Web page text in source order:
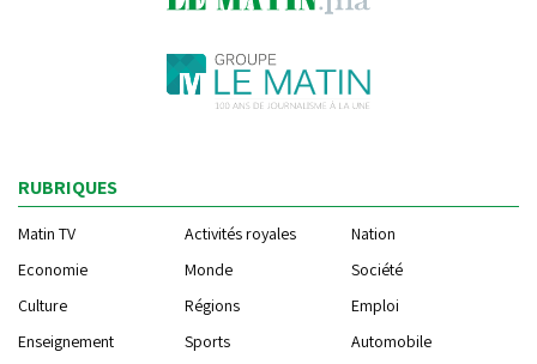
RUBRIQUES
Matin TV Activités royales
Nation
Economie
Monde
Société
Culture
Régions
Emploi
Enseignement
Sports
Automobile